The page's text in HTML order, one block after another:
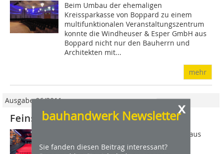
x
bauhandwerk Newsletter
Sie fanden diesen Beitrag interessant?
Beim Umbau der ehemaligen
Kreissparkasse von Boppard zu einem
multifunktionalen Veranstaltungszentrum
konnte die Windheuser & Esper GmbH aus
Boppard nicht nur den Bauherrn und
Architekten mit...
mehr
Ausgabe 06/2011
Feinste Akustik im Theater
Theater, Kunst und Kultur in einem Haus 
dafür braucht man viel Platz  und ein